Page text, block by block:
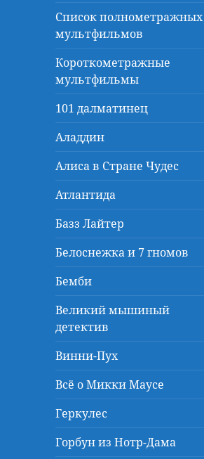
Список полнометражных
мультфильмов
Короткометражные
мультфильмы
101 далматинец
Аладдин
Алиса в Стране Чудес
Атлантида
Базз Лайтер
Белоснежка и 7 гномов
Бемби
Великий мышиный
детектив
Винни-Пух
Всё о Микки Маусе
Геркулес
Горбун из Нотр-Дама